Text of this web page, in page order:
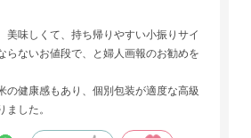
美味しくて、持ち帰りやすい小振りサイ
らないお値段で、と婦人画報のお勧めを
の健康感もあり、個別包装が適度な高級
した。